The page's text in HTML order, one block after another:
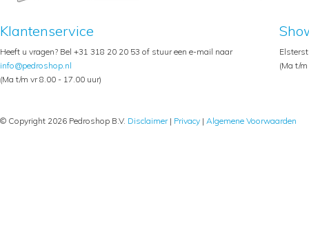
Klantenservice
Heeft u vragen? Bel +31 318 20 20 53 of stuur een e-mail naar
info@pedroshop.nl
(Ma t/m vr 8.00 - 17.00 uur)
(Ma t/
© Copyright 2026 Pedroshop B.V. Disclaimer| Privacy | Algemene Voorwaarden